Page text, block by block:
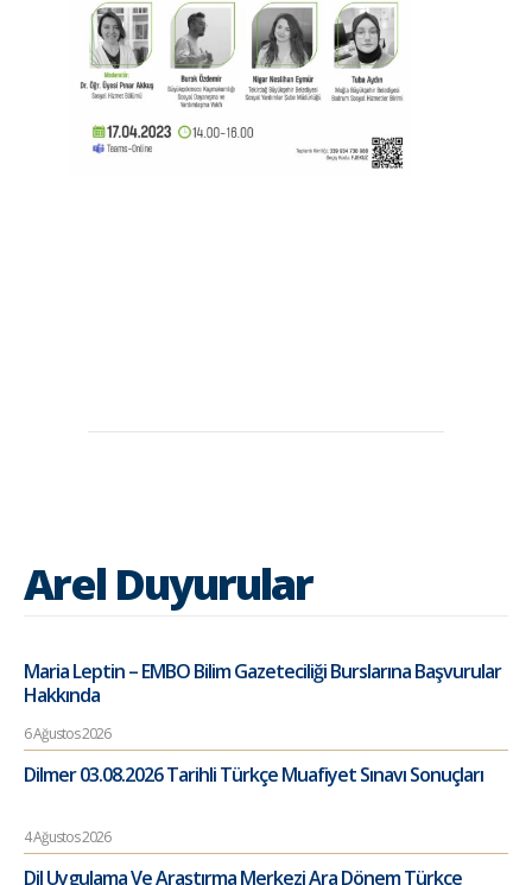
Arel Duyurular
Maria Leptin – EMBO Bilim Gazeteciliği Burslarına Başvurular
Hakkında
6 Ağustos 2026
Dilmer 03.08.2026 Tarihli Türkçe Muafiyet Sınavı Sonuçları
4 Ağustos 2026
Dil Uygulama Ve Araştırma Merkezi Ara Dönem Türkçe